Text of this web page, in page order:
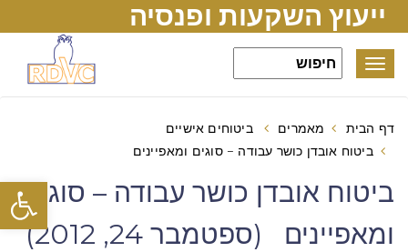
פתח
ייעוץ השקעות ופנסיה
Toggle
דף הבית מאמרים
ביטוחים אישיים
ביטוח אובדן כושר עבודה – סוגים ומאפיינים
ביטוח אובדן כושר עבודה – סוגים
ומאפיינים (ספטמבר 24, 2012)